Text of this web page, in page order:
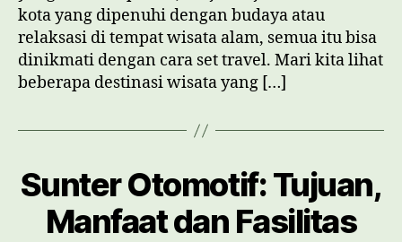
kota yang dipenuhi dengan budaya atau
relaksasi di tempat wisata alam, semua itu bisa
dinikmati dengan cara set travel. Mari kita lihat
beberapa destinasi wisata yang […]
Sunter Otomotif: Tujuan,
Manfaat dan Fasilitas